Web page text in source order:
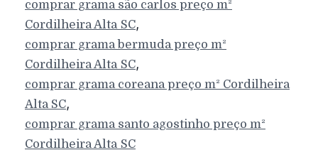
comprar grama são carlos preço m²
Cordilheira Alta SC,
comprar grama bermuda preço m²
Cordilheira Alta SC,
comprar grama coreana preço m² Cordilheira
Alta SC,
comprar grama santo agostinho preço m²
Cordilheira Alta SC